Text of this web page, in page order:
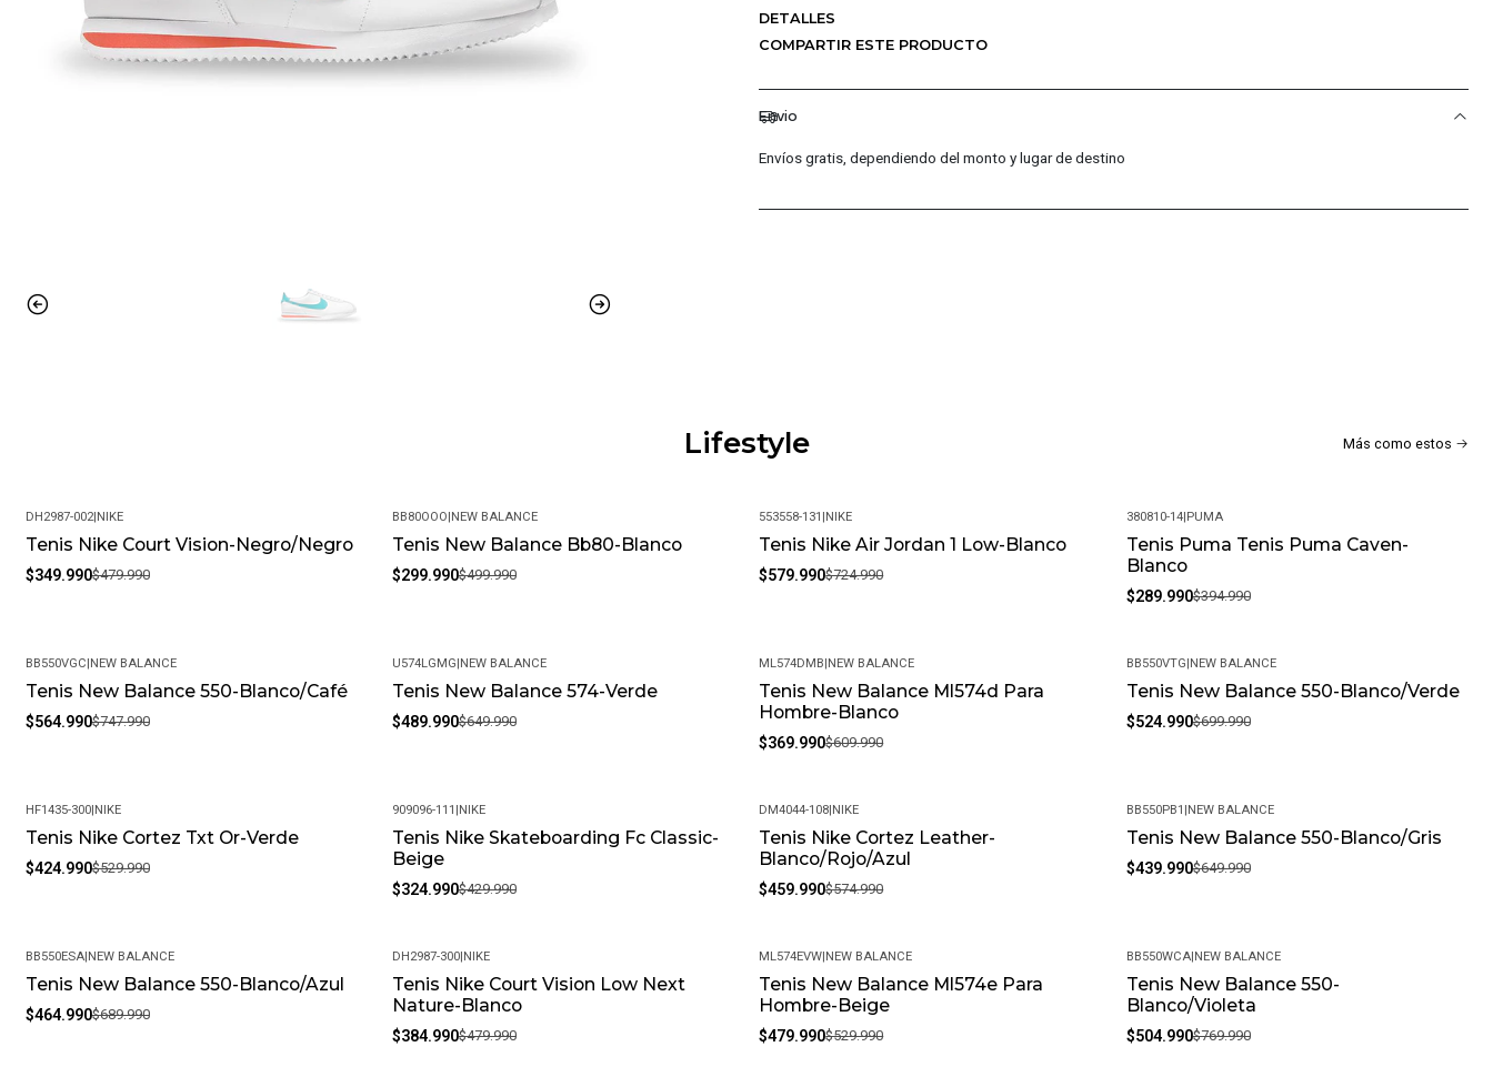
DETALLES
COMPARTIR ESTE PRODUCTO
Envio
Envíos gratis, dependiendo del monto y lugar de destino
Lifestyle Más como estos
-27%
DH2987-002|NIKE
Tenis Nike Court Vision-Negro/Negro
$349.990$479.990
-40%
BB80OOO|NEW BALANCE
Tenis New Balance Bb80-Blanco
$299.990$499.990
-20%
553558-131 |NIKE
Tenis Nike Air Jordan 1 Low-Blanco
$579.990$724.990
-27%
380810-14|PUMA
Tenis Puma Tenis Puma Caven-
Blanco
$289.990$394.990
-24%
BB550VGC|NEW BALANCE
Tenis New Balance 550-Blanco/Café
$564.990$747.990
-25%
U574LGMG|NEW BALANCE
Tenis New Balance 574-Verde
$489.990$649.990
-39%
ML574DMB|NEW BALANCE
Tenis New Balance Ml574d Para
Hombre-Blanco
$369.990$609.990
-25%
BB550VTG|NEW BALANCE
Tenis New Balance 550-Blanco/Verde
$524.990$699.990
-20%
HF1435-300|NIKE
Tenis Nike Cortez Txt Or-Verde
$424.990$529.990
-24%
909096-111 |NIKE
Tenis Nike Skateboarding Fc Classic-
Beige
$324.990$429.990
-20%
DM4044-108|NIKE
Tenis Nike Cortez Leather-
Blanco/Rojo/Azul
$459.990$574.990
-32%
BB550PB1 |NEW BALANCE
Tenis New Balance 550-Blanco/Gris
$439.990$649.990
-33%
BB550ESA|NEW BALANCE
Tenis New Balance 550-Blanco/Azul
$464.990$689.990
-20%
DH2987-300|NIKE
Tenis Nike Court Vision Low Next
Nature-Blanco
$384.990$479.990
-9%
ML574EVW|NEW BALANCE
Tenis New Balance Ml574e Para
Hombre-Beige
$479.990$529.990
-34%
BB550WCA|NEW BALANCE
Tenis New Balance 550-
Blanco/Violeta
$504.990$769.990